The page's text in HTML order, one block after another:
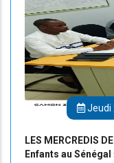
Jeudi
LES MERCREDIS
Enfants au Sénégal